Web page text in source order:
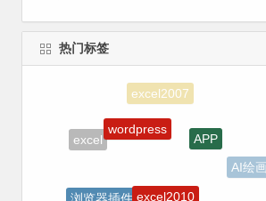
热门标签
excel
wordpress
APP
AI绘画
浏览器插件 excel2010